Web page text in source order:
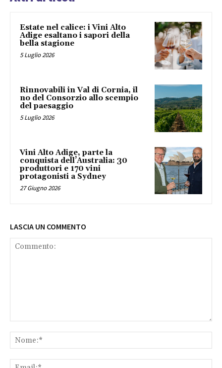
Estate nel calice: i Vini Alto
Adige esaltano i sapori della
bella stagione
5 Luglio 2026
Rinnovabili in Val di Cornia, il
no del Consorzio allo scempio
del paesaggio
5 Luglio 2026
Vini Alto Adige, parte la
conquista dell’Australia: 30
produttori e 170 vini
protagonisti a Sydney
27 Giugno 2026
LASCIA UN COMMENTO